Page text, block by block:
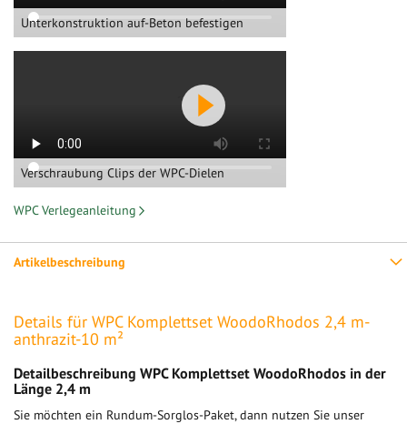
Artikelbeschreibung
Details für WPC Komplettset WoodoRhodos 2,4 m-
anthrazit-10 m²
Detailbeschreibung WPC Komplettset WoodoRhodos in der
Länge 2,4 m
Sie möchten ein Rundum-Sorglos-Paket, dann nutzen Sie unser
Unterkonstruktion auf-Beton befestigen
Verschraubung Clips der WPC-Dielen
WPC Verlegeanleitung